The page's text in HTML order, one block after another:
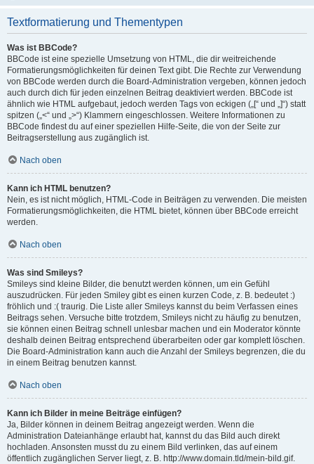
Textformatierung und Thementypen
Was ist BBCode?
BBCode ist eine spezielle Umsetzung von HTML, die dir weitreichende
Formatierungsmöglichkeiten für deinen Text gibt. Die Rechte zur Verwendung
von BBCode werden durch die Board-Administration vergeben, können jedoch
auch durch dich für jeden einzelnen Beitrag deaktiviert werden. BBCode ist
ähnlich wie HTML aufgebaut, jedoch werden Tags von eckigen („[“ und „]“) statt
spitzen („<“ und „>“) Klammern eingeschlossen. Weitere Informationen zu
BBCode findest du auf einer speziellen Hilfe-Seite, die von der Seite zur
Beitragserstellung aus zugänglich ist.
Nach oben
Kann ich HTML benutzen?
Nein, es ist nicht möglich, HTML-Code in Beiträgen zu verwenden. Die meisten
Formatierungsmöglichkeiten, die HTML bietet, können über BBCode erreicht
werden.
Nach oben
Was sind Smileys?
Smileys sind kleine Bilder, die benutzt werden können, um ein Gefühl
auszudrücken. Für jeden Smiley gibt es einen kurzen Code, z. B. bedeutet :)
fröhlich und :( traurig. Die Liste aller Smileys kannst du beim Verfassen eines
Beitrags sehen. Versuche bitte trotzdem, Smileys nicht zu häufig zu benutzen,
sie können einen Beitrag schnell unlesbar machen und ein Moderator könnte
deshalb deinen Beitrag entsprechend überarbeiten oder gar komplett löschen.
Die Board-Administration kann auch die Anzahl der Smileys begrenzen, die du
in einem Beitrag benutzen kannst.
Nach oben
Kann ich Bilder in meine Beiträge einfügen?
Ja, Bilder können in deinem Beitrag angezeigt werden. Wenn die
Administration Dateianhänge erlaubt hat, kannst du das Bild auch direkt
hochladen. Ansonsten musst du zu einem Bild verlinken, das auf einem
öffentlich zugänglichen Server liegt, z. B. http://www.domain.tld/mein-bild.gif.